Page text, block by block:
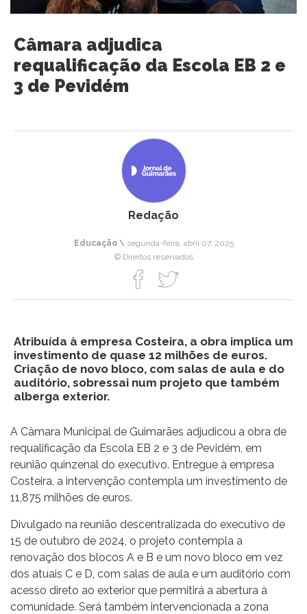
Câmara adjudica
requalificação da Escola EB 2 e
3 de Pevidém
Redação
Educação \ segunda-feira, abril 07, 2025
© Direitos reservados
Atribuída à empresa Costeira, a obra implica um
investimento de quase 12 milhões de euros.
Criação de novo bloco, com salas de aula e do
auditório, sobressai num projeto que também
alberga exterior.
A Câmara Municipal de Guimarães adjudicou a obra de
requalificação da Escola EB 2 e 3 de Pevidém, em
reunião quinzenal do executivo. Entregue à empresa
Costeira, a intervenção contempla um investimento de
11,875 milhões de euros.
Divulgado na reunião descentralizada do executivo de
15 de outubro de 2024, o projeto contempla a
renovação dos blocos A e B e um novo bloco em vez
dos atuais C e D, com salas de aula e um auditório com
acesso direto ao exterior que permitirá a abertura à
comunidade. Será também intervencionada a zona